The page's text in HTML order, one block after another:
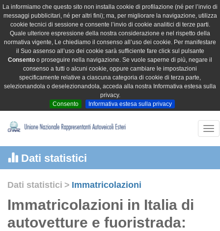
La informiamo che questo sito non installa cookie di profilazione (né per l’invio di
messaggi pubblicitari, né per altri fini); ma, per migliorare la navigazione, utilizza
cookie tecnici di sessione e consente l’invio di cookie analitici di terze parti.
Quale ulteriore espressione della nostra considerazione e nel rispetto della
normativa vigente, Le chiediamo il consenso all’uso dei cookie. Per manifestare
il Suo assenso all’uso dei cookie sarà sufficiente fare click sul pulsante
Consento o proseguire nella navigazione. Se vuole saperne di più, negare il
consenso a tutti o alcuni cookie, oppure cambiare le impostazioni
specificamente relative a ciascuna categoria di cookie di terza parte,
selezionandola o deselezionandola, acceda alla nostra Informativa estesa sulla
privacy.
Consento
Informativa estesa sulla privacy
Dati statistici
Dati statistici > Immatricolazioni
Immatricolazioni in Italia di
autovetture e fuoristrada: